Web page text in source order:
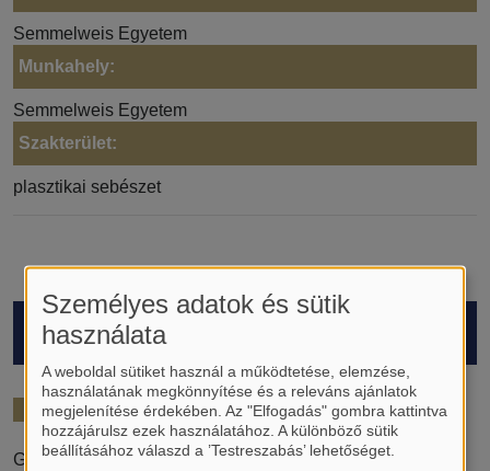
Semmelweis Egyetem
Munkahely:
Semmelweis Egyetem
Szakterület:
plasztikai sebészet
HALLGATÓK
2022/23
Géczi András Mihály
Személyes adatok és sütik
használata
A weboldal sütiket használ a működtetése, elemzése,
használatának megkönnyítése és a releváns ajánlatok
megjelenítése érdekében. Az "Elfogadás" gombra kattintva
hozzájárulsz ezek használatához. A különböző sütik
beállításához válaszd a ’Testreszabás’ lehetőséget.